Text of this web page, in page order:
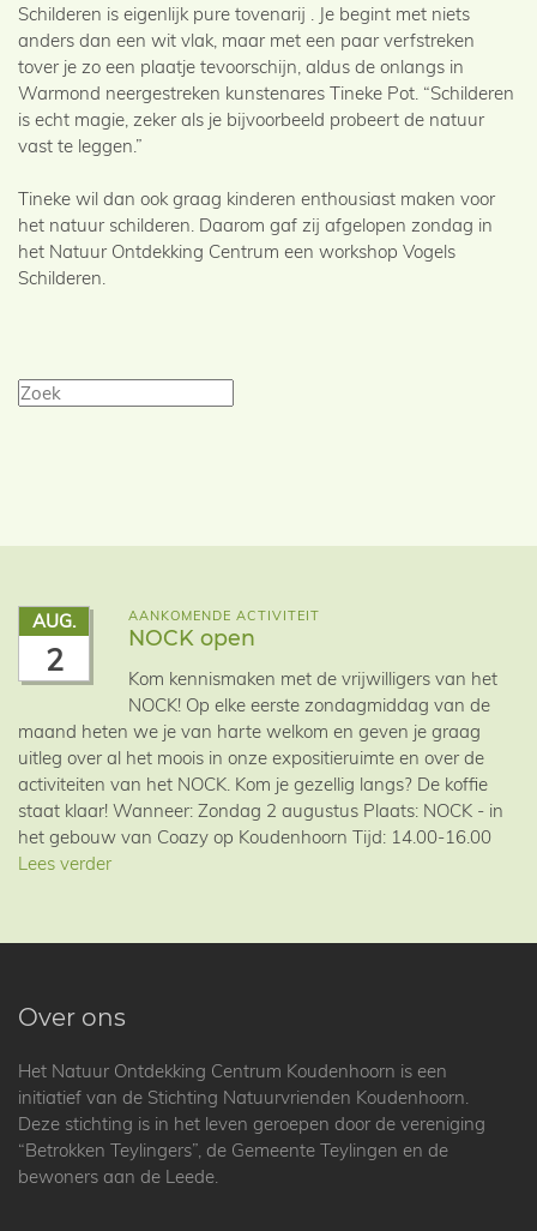
Schilderen is eigenlijk pure tovenarij . Je begint met niets
anders dan een wit vlak, maar met een paar verfstreken
tover je zo een plaatje tevoorschijn, aldus de onlangs in
Warmond neergestreken kunstenares Tineke Pot. “Schilderen
is echt magie, zeker als je bijvoorbeeld probeert de natuur
vast te leggen.”
Tineke wil dan ook graag kinderen enthousiast maken voor
het natuur schilderen. Daarom gaf zij afgelopen zondag in
het Natuur Ontdekking Centrum een workshop Vogels
Schilderen.
AUG.
2
AANKOMENDE ACTIVITEIT
NOCK open
Kom kennismaken met de vrijwilligers van het
NOCK! Op elke eerste zondagmiddag van de
maand heten we je van harte welkom en geven je graag
uitleg over al het moois in onze expositieruimte en over de
activiteiten van het NOCK. Kom je gezellig langs? De koffie
staat klaar! Wanneer: Zondag 2 augustus Plaats: NOCK - in
het gebouw van Coazy op Koudenhoorn Tijd: 14.00-16.00
Lees verder
Over ons
Het Natuur Ontdekking Centrum Koudenhoorn is een
initiatief van de Stichting Natuurvrienden Koudenhoorn.
Deze stichting is in het leven geroepen door de vereniging
“Betrokken Teylingers”, de Gemeente Teylingen en de
bewoners aan de Leede.